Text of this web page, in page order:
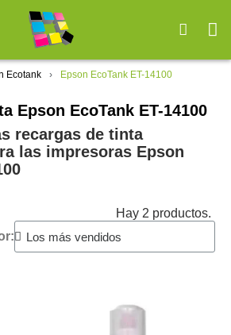
Ecotank Epson EcoTank ET-14100
Epson EcoTank ET-14100
recargas de tinta
las impresoras Epson
Hay 2 productos.